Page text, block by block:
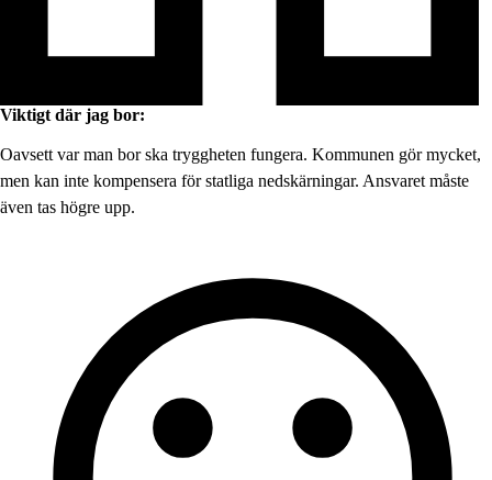
Viktigt där jag bor:
Oavsett var man bor ska tryggheten fungera. Kommunen gör mycket,
men kan inte kompensera för statliga nedskärningar. Ansvaret måste
även tas högre upp.